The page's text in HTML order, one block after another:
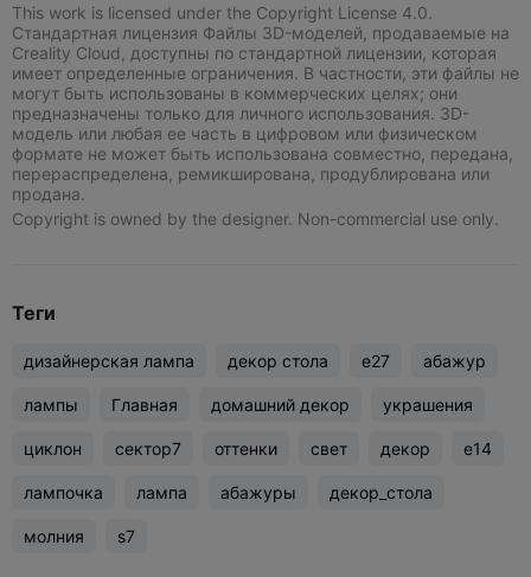
This work is licensed under the Copyright License 4.0.
Стандартная лицензия Файлы 3D-моделей, продаваемые на
Creality Cloud, доступны по стандартной лицензии, которая
имеет определенные ограничения. В частности, эти файлы не
могут быть использованы в коммерческих целях; они
предназначены только для личного использования. 3D-
модель или любая ее часть в цифровом или физическом
формате не может быть использована совместно, передана,
перераспределена, ремикширована, продублирована или
продана.
Copyright is owned by the designer. Non-commercial use only.
Теги
дизайнерская лампа декор стола e27 абажур
лампы Главная домашний декор украшения
циклон сектор7 оттенки свет декор e14
лампочка лампа абажуры декор_стола
молния s7